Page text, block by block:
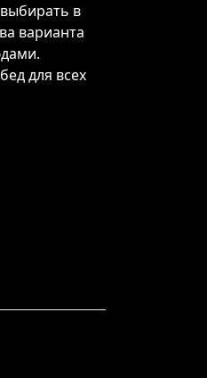
в
варианта
для всех